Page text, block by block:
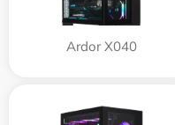
Ardor X040